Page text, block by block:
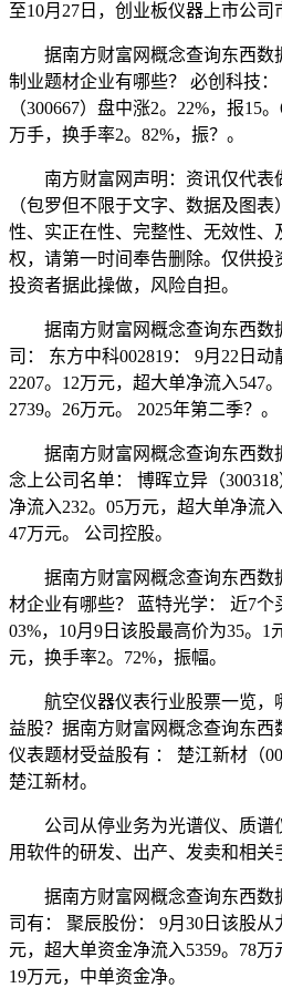
至10月27日，创业板仪器上市公司
据南方财富网概念查询东西数
制业题材企业有哪些？ 必创科技
（300667）盘中涨2。22%，报15
万手，换手率2。82%，振？。
南方财富网声明：资讯仅代表
（包罗但不限于文字、数据及图
性、实正在性、完整性、无效性
权，请第一时间奉告删除。仅供投
投资者据此操做，风险自担。
据南方财富网概念查询东西数
司： 东方中科002819： 9月22日
2207。12万元，超大单净流入547
2739。26万元。 2025年第二季？。
据南方财富网概念查询东西数
念上公司名单： 博晖立异（
净流入232。05万元，超大单净流
47万元。 公司控股。
据南方财富网概念查询东西数
材企业有哪些？ 蓝特光学： 近7个
03%，10月9日该股最高价为35。1
元，换手率2。72%，振幅。
航空仪器仪表行业股票一览，
益股？据南方财富网概念查询东
仪表题材受益股有 ： 楚江新材（
楚江新材。
公司从停业务为光谱仪、质谱
用软件的研发、出产、发卖和相关
据南方财富网概念查询东西数
司有： 聚辰股份： 9月30日该股从
元，超大单资金净流入5359。78万
19万元，中单资金净。